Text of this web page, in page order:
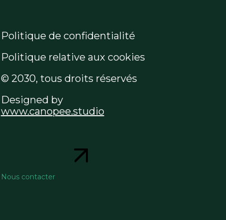
Politique de confidentialité
Politique relative aux cookies
© 2030, tous droits réservés
Designed by
www.canopee.studio
Nous contacter